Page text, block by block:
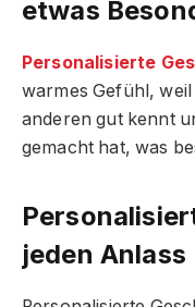
etwas
Personalisierte
warmes Gefühl, weil
anderen gut kennt
gemacht hat, was
jeden Anlass